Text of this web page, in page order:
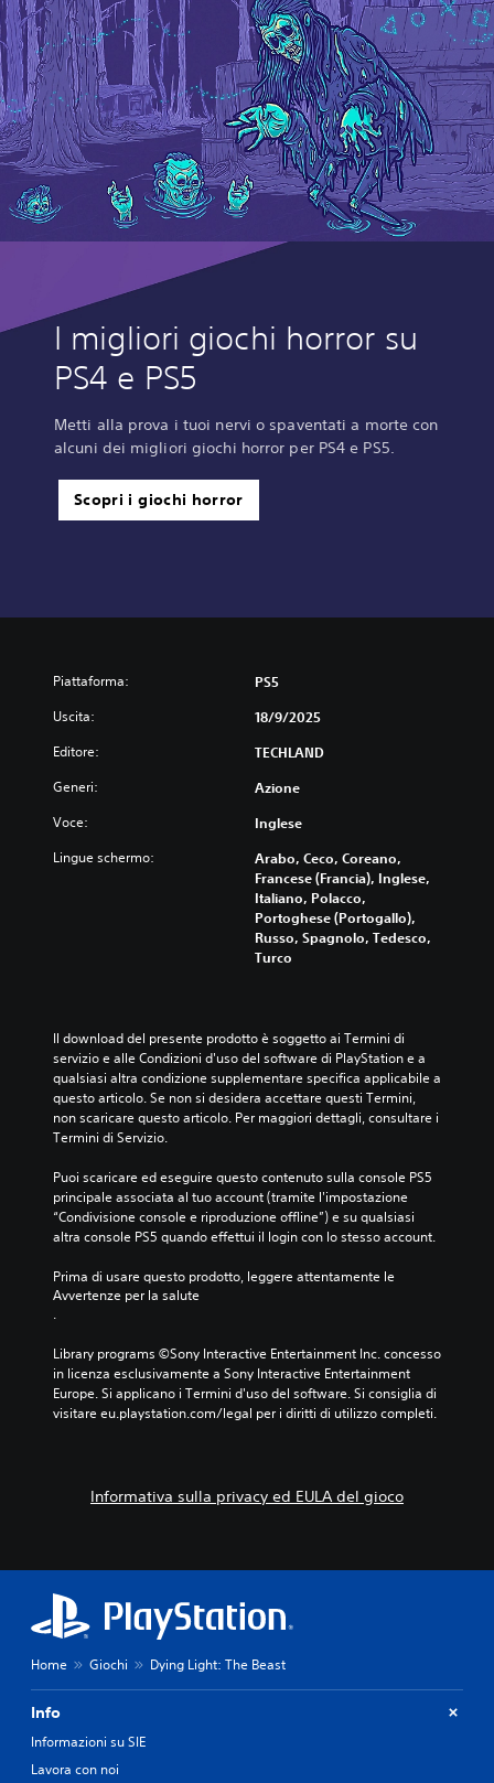
I migliori giochi horror su
PS4 e PS5
Metti alla prova i tuoi nervi o spaventati a morte con
alcuni dei migliori giochi horror per PS4 e PS5.
Scopri i giochi horror
Piattaforma: PS5
Uscita: 18/9/2025
Editore: TECHLAND
Generi: Azione
Voce: Inglese
Lingue schermo:
Arabo, Ceco, Coreano,
Francese (Francia), Inglese,
Italiano, Polacco,
Portoghese (Portogallo),
Russo, Spagnolo, Tedesco,
Turco
Il download del presente prodotto è soggetto ai Termini di
servizio e alle Condizioni d'uso del software di PlayStation e a
qualsiasi altra condizione supplementare specifica applicabile a
questo articolo. Se non si desidera accettare questi Termini,
non scaricare questo articolo. Per maggiori dettagli, consultare i
Termini di Servizio.
Puoi scaricare ed eseguire questo contenuto sulla console PS5
principale associata al tuo account (tramite l'impostazione
“Condivisione console e riproduzione offline”) e su qualsiasi
altra console PS5 quando effettui il login con lo stesso account.
Prima di usare questo prodotto, leggere attentamente le
Avvertenze per la salute
.
Library programs ©Sony Interactive Entertainment Inc. concesso
in licenza esclusivamente a Sony Interactive Entertainment
Europe. Si applicano i Termini d'uso del software. Si consiglia di
visitare eu.playstation.com/legal per i diritti di utilizzo completi.
Informativa sulla privacy ed EULA del gioco
Home Giochi Dying Light: The Beast
Info
Informazioni su SIE
Lavora con noi